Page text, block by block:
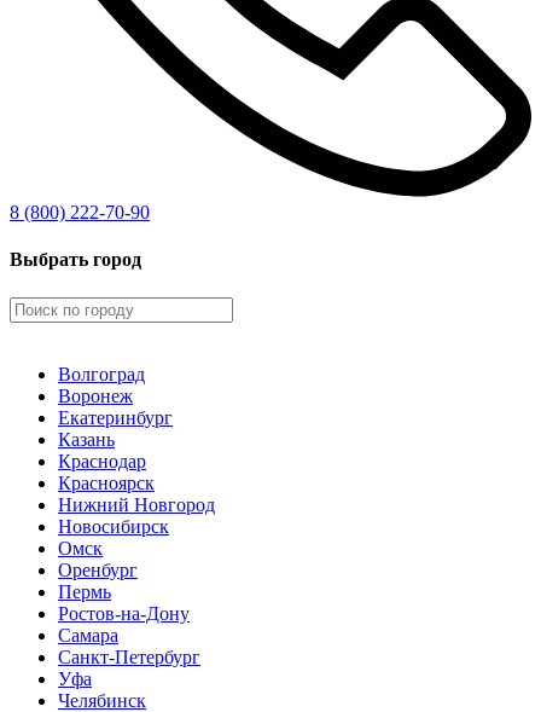
8 (800) 222-70-90
Выбрать город
Волгоград
Воронеж
Екатеринбург
Казань
Краснодар
Красноярск
Нижний Новгород
Новосибирск
Омск
Оренбург
Пермь
Ростов-на-Дону
Самара
Санкт-Петербург
Уфа
Челябинск